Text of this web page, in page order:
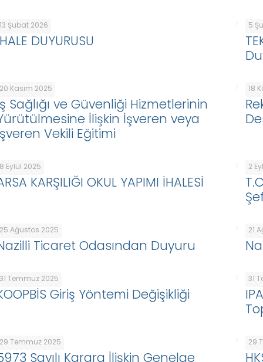
13 Şubat 2026
DUYURUSU
5
20 Kasım 2025
Sağlığı ve Güvenliği Hizmetlerinin
İlişkin İşveren veya
Vekili Eğitimi
18
8 Eylül 2025
KARŞILIĞI OKUL YAPIMI İHALESİ
2
25 Ağustos 2025
Ticaret Odasından Duyuru
21
31 Temmuz 2025
Giriş Yöntemi Değişikliği
31
29 Temmuz 2025
Sayılı Karara İlişkin Genelge
29